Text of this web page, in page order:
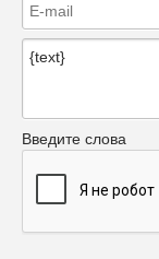
Введите слова